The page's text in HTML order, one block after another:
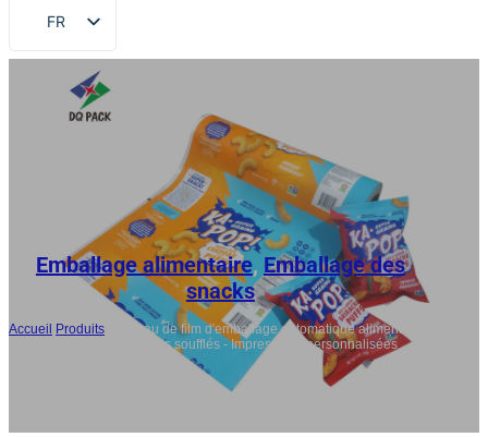
FR
EN
Emballage alimentaire, Emballage des
snacks
Accueil Produits
Rouleau de film d'emballage automatique alimentaire
pour l'emballage d'aliments soufflés - Impressions personnalisées